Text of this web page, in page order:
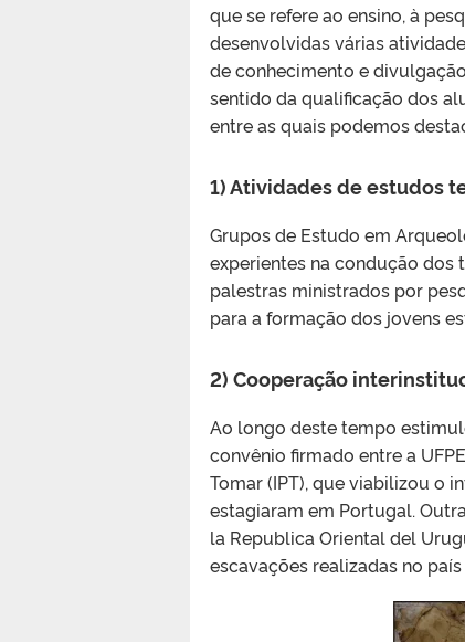
que se refere ao ensino, à
desenvolvidas várias
de conhecimento e
sentido da qualificação dos
entre as quais podemos
1) Atividades de estudos
Grupos de Estudo em
experientes na condução dos
palestras ministrados por
para a formação dos jovens
2) Cooperação
Ao longo deste tempo
convênio firmado entre a
Tomar (IPT), que viabilizou o
estagiaram em Portugal.
la Republica Oriental del
escavações realizadas no